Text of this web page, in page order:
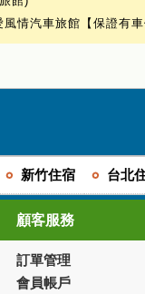
風情汽車旅館【保證有
新竹住宿 台北